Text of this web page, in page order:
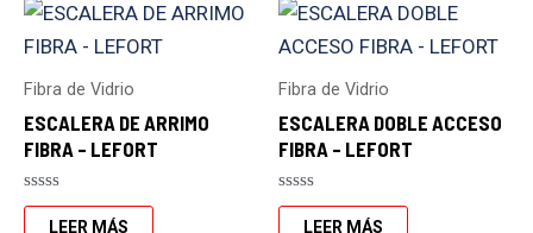
Fibra de Vidrio
ESCALERA DE ARRIMO
FIBRA – LEFORT
Valorado
conLEER MÁS
Fibra de Vidrio
ESCALERA DOBLE ACCESO
FIBRA – LEFORT
Valorado
conLEER MÁS